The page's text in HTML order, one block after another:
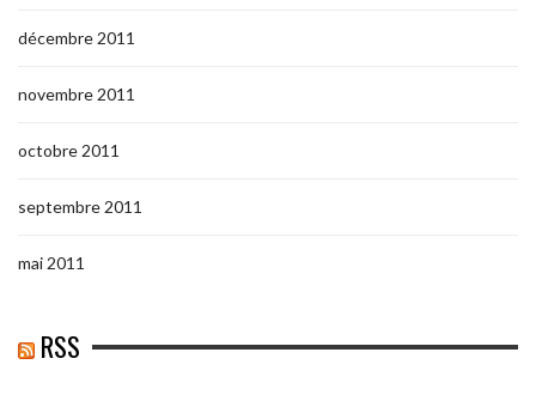
décembre 2011
novembre 2011
octobre 2011
septembre 2011
mai 2011
RSS